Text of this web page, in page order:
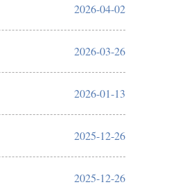
2026-04-02
2026-03-26
2026-01-13
2025-12-26
2025-12-26